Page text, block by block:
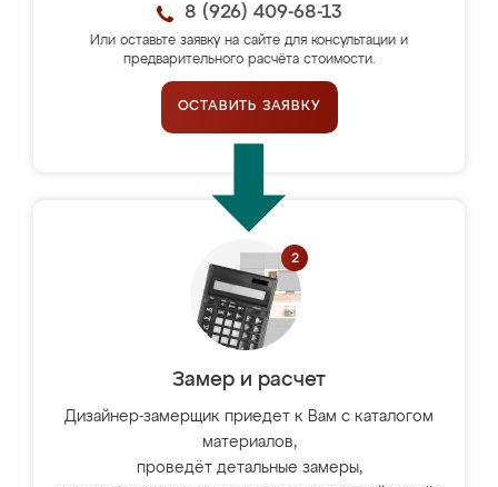
8 (926) 409-68-13
Или оставьте заявку на сайте для консультации и
предварительного расчёта стоимости.
ОСТАВИТЬ ЗАЯВКУ
Замер и расчет
Дизайнер-замерщик приедет к Вам с каталогом
материалов,
проведёт детальные замеры,